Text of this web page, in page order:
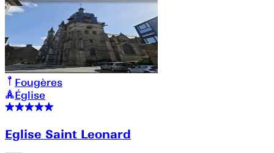
Fougères
Église
Eglise Saint Leonard